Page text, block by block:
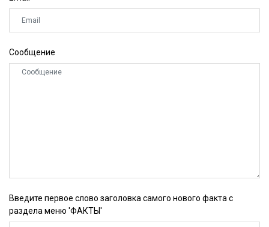
Сообщение
Введите первое слово заголовка самого нового факта с
раздела меню 'ФАКТЫ'